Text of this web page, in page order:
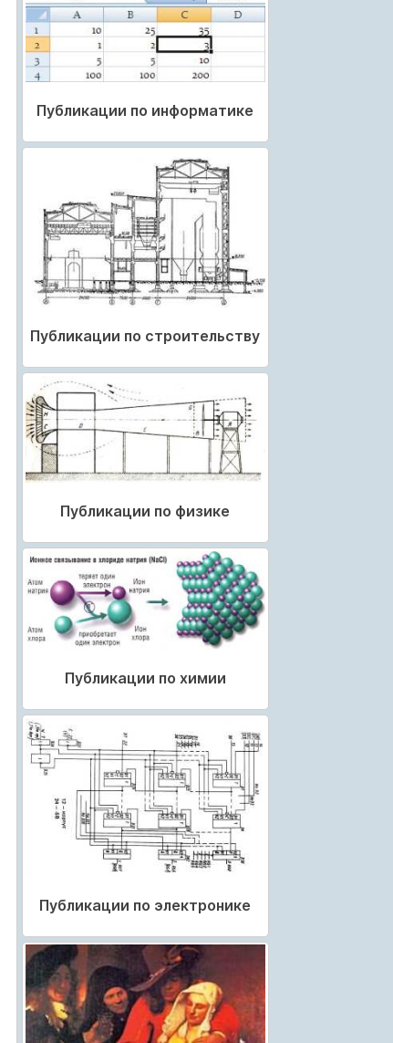
Публикации по информатике
Публикации по строительству
Публикации по физике
Публикации по химии
Публикации по электронике